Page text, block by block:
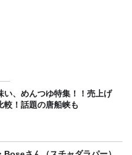
い、めんつゆ特集！！売上げ
較！話題の唐船峡も